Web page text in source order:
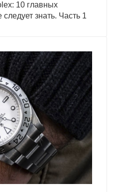
10 главных
знать. Часть 1